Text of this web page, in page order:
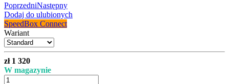
PoprzedniNastępny
Dodaj do ulubionych
SpeedBox Connect
Wariant
zł 1 320
W magazynie